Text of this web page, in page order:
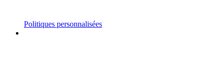
Politiques personnalisées